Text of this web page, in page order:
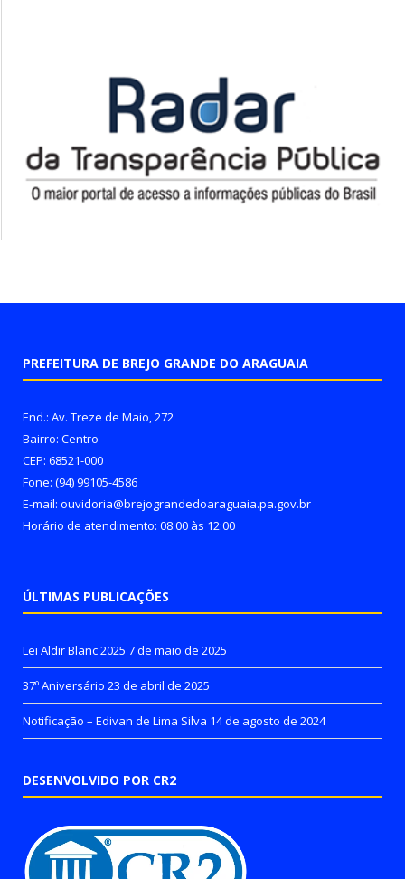
PREFEITURA DE BREJO GRANDE DO ARAGUAIA
End.: Av. Treze de Maio, 272
Bairro: Centro
CEP: 68521-000
Fone: (94) 99105-4586
E-mail: ouvidoria@brejograndedoaraguaia.pa.gov.br
Horário de atendimento: 08:00 às 12:00
ÚLTIMAS PUBLICAÇÕES
Lei Aldir Blanc 2025 7 de maio de 2025
37º Aniversário 23 de abril de 2025
Notificação – Edivan de Lima Silva 14 de agosto de 2024
DESENVOLVIDO POR CR2